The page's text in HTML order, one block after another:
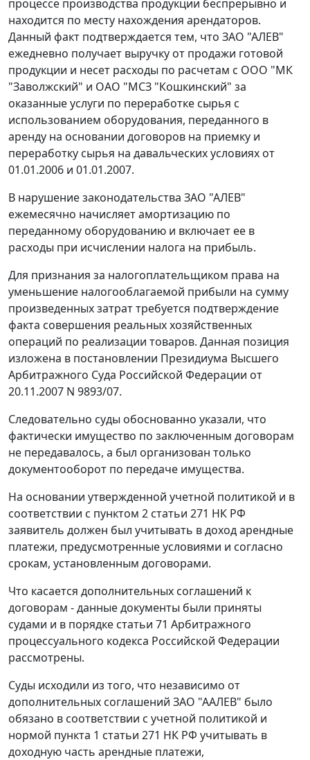
процессе производства продукции беспрерывно и
находится по месту нахождения арендаторов.
Данный факт подтверждается тем, что ЗАО "АЛЕВ"
ежедневно получает выручку от продажи готовой
продукции и несет расходы по расчетам с ООО "МК
"Заволжский" и ОАО "МСЗ "Кошкинский" за
оказанные услуги по переработке сырья с
использованием оборудования, переданного в
аренду на основании договоров на приемку и
переработку сырья на давальческих условиях от
01.01.2006 и 01.01.2007.
В нарушение законодательства ЗАО "АЛЕВ"
ежемесячно начисляет амортизацию по
переданному оборудованию и включает ее в
расходы при исчислении налога на прибыль.
Для признания за налогоплательщиком права на
уменьшение налогооблагаемой прибыли на сумму
произведенных затрат требуется подтверждение
факта совершения реальных хозяйственных
операций по реализации товаров. Данная позиция
изложена в постановлении Президиума Высшего
Арбитражного Суда Российской Федерации от
20.11.2007 N 9893/07.
Следовательно суды обоснованно указали, что
фактически имущество по заключенным договорам
не передавалось, а был организован только
документооборот по передаче имущества.
На основании утвержденной учетной политикой и в
соответствии с пунктом 2 статьи 271 НК РФ
заявитель должен был учитывать в доход арендные
платежи, предусмотренные условиями и согласно
срокам, установленным договорами.
Что касается дополнительных соглашений к
договорам - данные документы были приняты
судами и в порядке статьи 71 Арбитражного
процессуального кодекса Российской Федерации
рассмотрены.
Суды исходили из того, что независимо от
дополнительных соглашений ЗАО "ААЛЕВ" было
обязано в соответствии с учетной политикой и
нормой пункта 1 статьи 271 НК РФ учитывать в
доходную часть арендные платежи,